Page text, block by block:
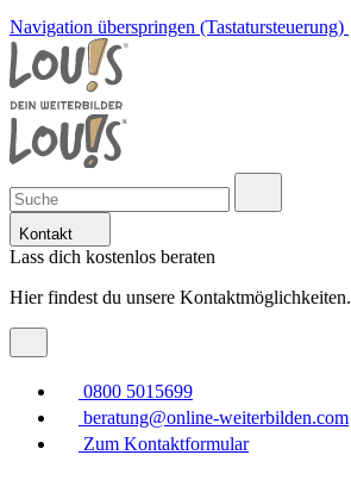
Navigation überspringen (Tastatursteuerung)
Kontakt
Lass dich kostenlos beraten
Hier findest du unsere Kontaktmöglichkeiten.
0800 5015699
beratung@online-weiterbilden.com
Zum Kontaktformular